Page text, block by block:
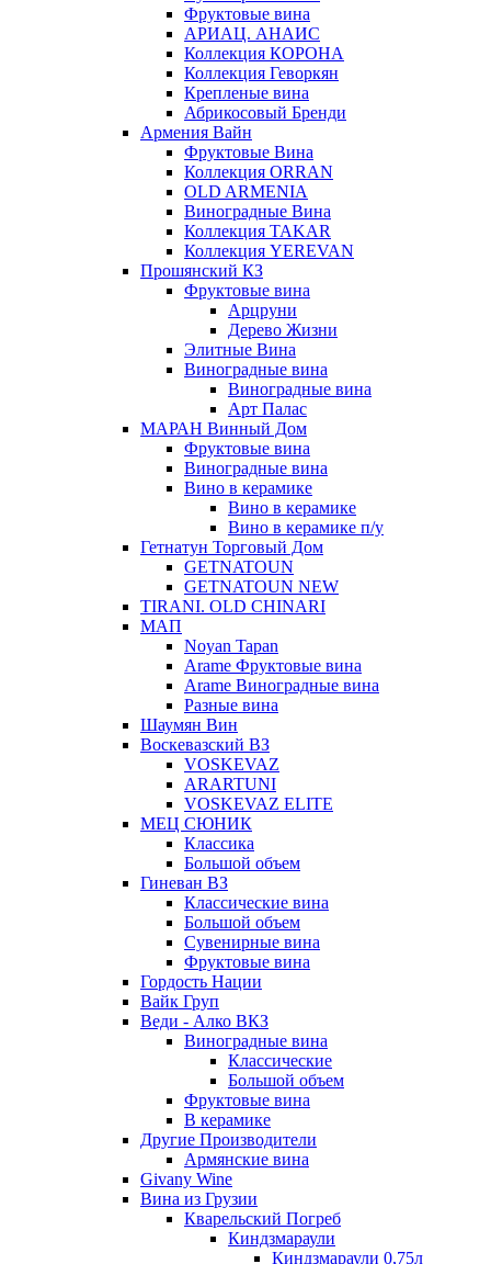
Фруктовые вина
АРИАЦ. АНАИС
Коллекция КОРОНА
Коллекция Геворкян
Крепленые вина
Абрикосовый Бренди
Армения Вайн
Фруктовые Вина
Коллекция ORRAN
OLD ARMENIA
Виноградные Вина
Коллекция TAKAR
Коллекция YEREVAN
Прошянский КЗ
Фруктовые вина
Арцруни
Дерево Жизни
Элитные Вина
Виноградные вина
Виноградные вина
Арт Палас
МАРАН Винный Дом
Фруктовые вина
Виноградные вина
Вино в керамике
Вино в керамике
Вино в керамике п/у
Гетнатун Торговый Дом
GETNATOUN
GETNATOUN NEW
TIRANI. OLD CHINARI
МАП
Noyan Tapan
Arame Фруктовые вина
Arame Виноградные вина
Разные вина
Шаумян Вин
Воскевазский ВЗ
VOSKEVAZ
ARARTUNI
VOSKEVAZ ELITE
МЕЦ СЮНИК
Классика
Большой объем
Гиневан ВЗ
Классические вина
Большой объем
Сувенирные вина
Фруктовые вина
Гордость Нации
Вайк Груп
Веди - Алко ВКЗ
Виноградные вина
Классические
Большой объем
Фруктовые вина
В керамике
Другие Производители
Армянские вина
Givany Wine
Вина из Грузии
Кварельский Погреб
Киндзмараули
Киндзмараули 0,75л